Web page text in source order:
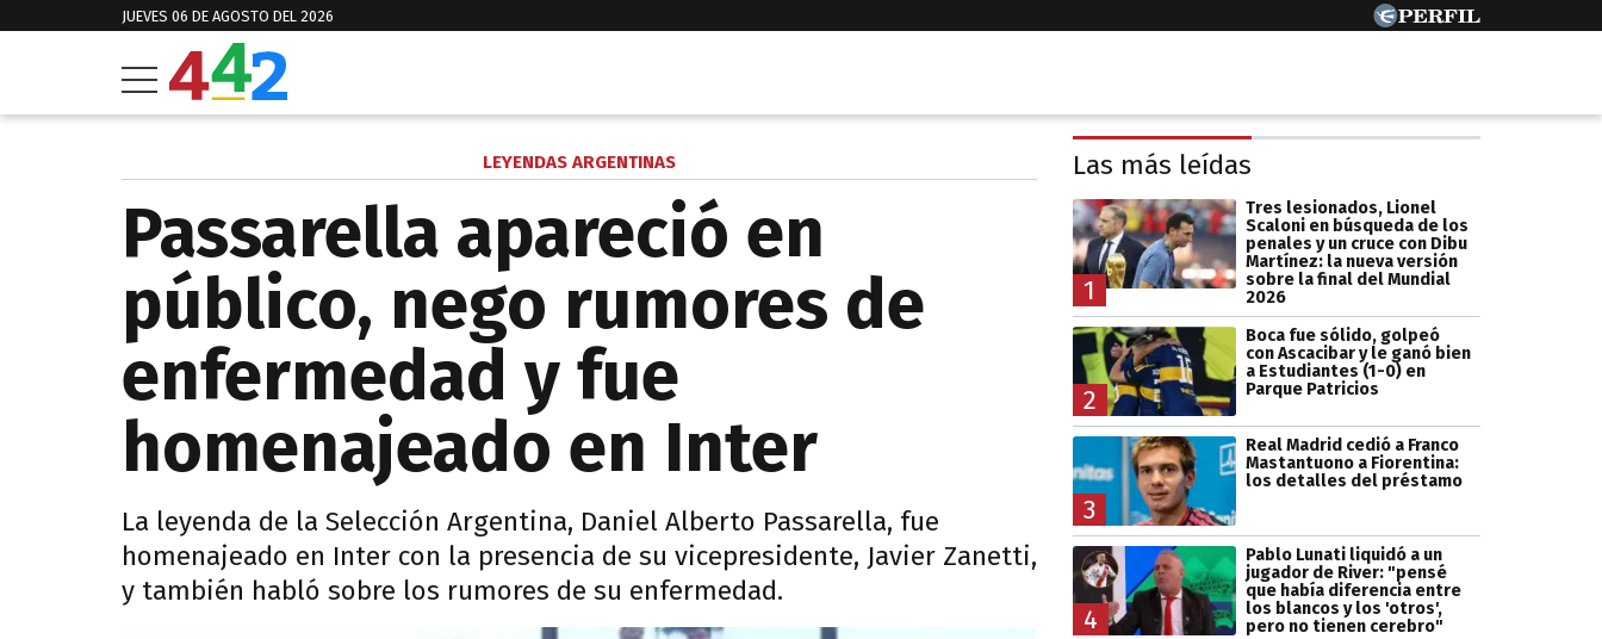
JUEVES 06 DE AGOSTO DEL 2026
LEYENDAS ARGENTINAS
Passarella apareció en
público, nego rumores de
enfermedad y fue
homenajeado en Inter
La leyenda de la Selección Argentina, Daniel Alberto Passarella, fue
homenajeado en Inter con la presencia de su vicepresidente, Javier Zanetti,
y también habló sobre los rumores de su enfermedad.
Las más leídas
1
Tres lesionados, Lionel
Scaloni en búsqueda de los
penales y un cruce con Dibu
Martínez: la nueva versión
sobre la final del Mundial
2026
2
Boca fue sólido, golpeó
con Ascacibar y le ganó bien
a Estudiantes (1-0) en
Parque Patricios
3
Real Madrid cedió a Franco
Mastantuono a Fiorentina:
los detalles del préstamo
4
Pablo Lunati liquidó a un
jugador de River: "pensé
que había diferencia entre
los blancos y los 'otros',
pero no tienen cerebro"